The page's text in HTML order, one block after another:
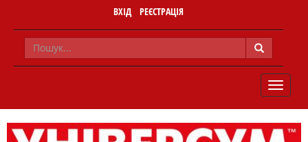
ВХІД РЕЄСТРАЦІЯ
TOGGLE